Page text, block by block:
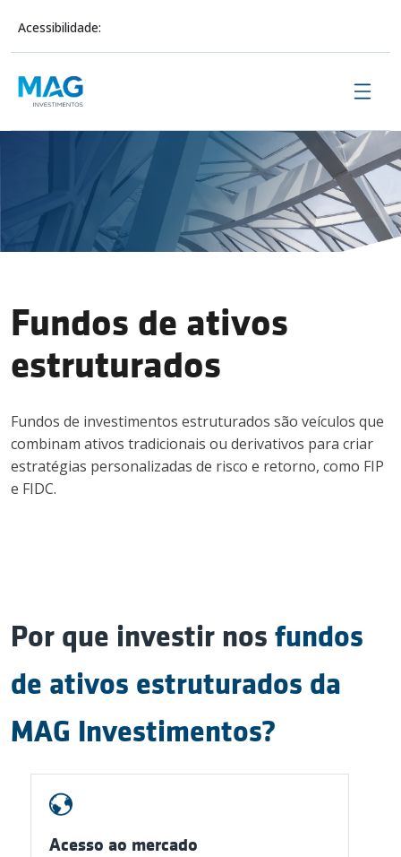
Acessibilidade:
Conteúdo
Contato
Fundos de ativos
estruturados
Fundos de investimentos estruturados são veículos que
combinam ativos tradicionais ou derivativos para criar
estratégias personalizadas de risco e retorno, como FIP
e FIDC.
Por que investir nos fundos
de ativos estruturados da
MAG Investimentos?
Acesso ao mercado